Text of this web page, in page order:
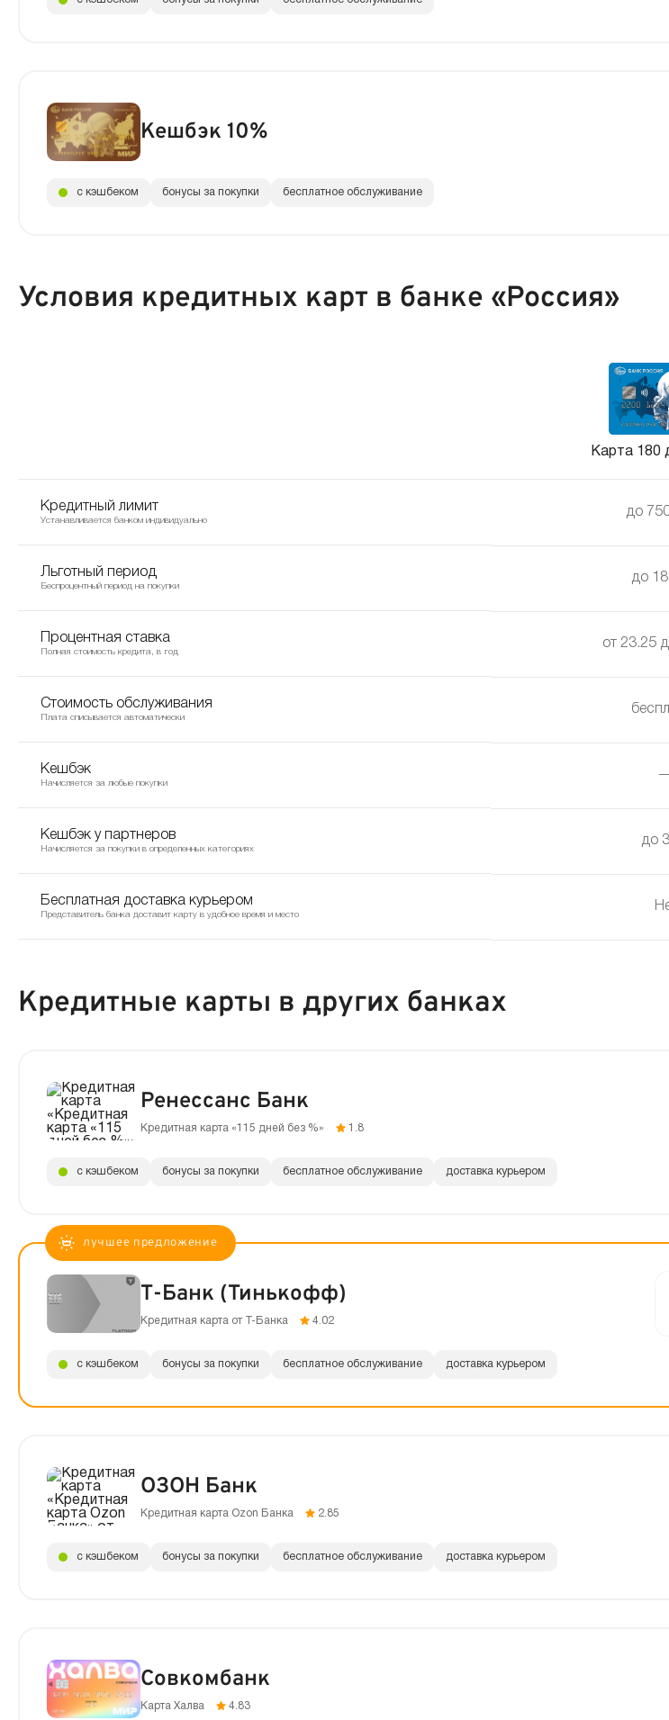
Кешбэк 10%
с кэшбеком бонусы за покупки бесплатное обслуживание
Условия кредитных карт в банке «Россия»
Карта 180
Кредитный лимит
Устанавливается банком индивидуально
до
Льготный период
Беспроцентный период на покупки
до
Процентная ставка
Полная стоимость кредита, в год
от 23.25
Стоимость обслуживания
Плата списывается автоматически
Кешбэк
Начисляется за любые покупки
Кешбэк у партнеров
Начисляется за покупки в определенных категориях
до
Бесплатная доставка курьером
Представитель банка доставит карту в удобное время и место
Кредитные карты в других банках
Ренессанс Банк
Кредитная карта «115 дней без %» 1.8
с кэшбеком бонусы за покупки бесплатное обслуживание доставка курьером
Т-Банк (Тинькофф)
Кредитная карта от Т-Банка 4.02
с кэшбеком бонусы за покупки бесплатное обслуживание доставка курьером
ОЗОН Банк
Кредитная карта Ozon Банка 2.85
с кэшбеком бонусы за покупки бесплатное обслуживание доставка курьером
Совкомбанк
Карта Халва 4.83